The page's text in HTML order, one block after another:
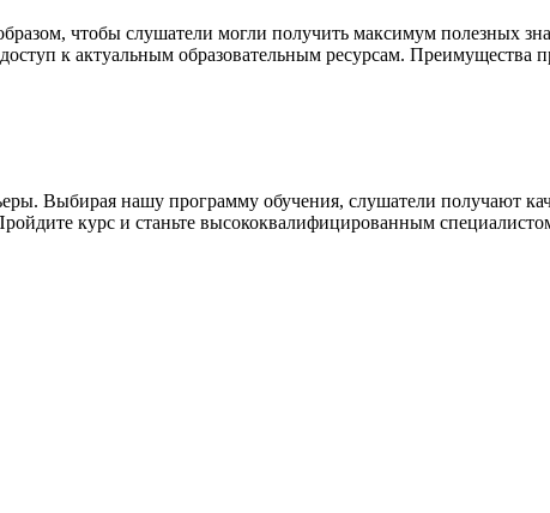
чтобы слушатели могли получить максимум полезных
к актуальным образовательным ресурсам. Преимущества
Выбирая нашу программу обучения, слушатели получают
курс и станьте высококвалифицированным